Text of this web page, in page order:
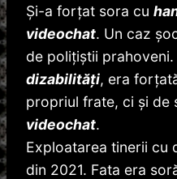
Și-a forțat sora cu
videochat. Un caz
de polițiștii prahoveni.
dizabilități, era
propriul frate, ci și de
videochat.
Exploatarea tinerii cu
din 2021. Fata era